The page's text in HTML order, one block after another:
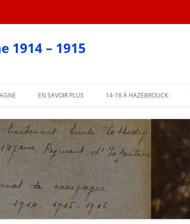
1914 – 1915
PARTIE
PARTIE
EN SAVOIR PLUS 14-18 À HAZEBROUCK
AFFICHES 2018
AFFICHES PAR COMMUNE
L’ABBÉ LEMIRE TÉMOIGNE